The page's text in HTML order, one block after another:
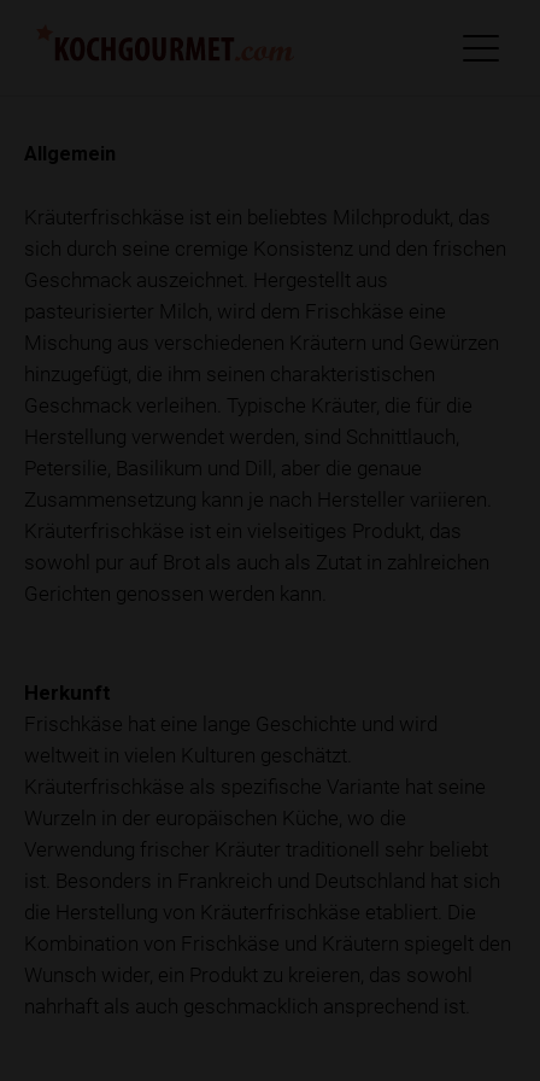
Allgemein
Kräuterfrischkäse ist ein beliebtes Milchprodukt, das
sich durch seine cremige Konsistenz und den frischen
Geschmack auszeichnet. Hergestellt aus
pasteurisierter Milch, wird dem Frischkäse eine
Mischung aus verschiedenen Kräutern und Gewürzen
hinzugefügt, die ihm seinen charakteristischen
Geschmack verleihen. Typische Kräuter, die für die
Herstellung verwendet werden, sind Schnittlauch,
Petersilie, Basilikum und Dill, aber die genaue
Zusammensetzung kann je nach Hersteller variieren.
Kräuterfrischkäse ist ein vielseitiges Produkt, das
sowohl pur auf Brot als auch als Zutat in zahlreichen
Gerichten genossen werden kann.
Herkunft
Frischkäse hat eine lange Geschichte und wird
weltweit in vielen Kulturen geschätzt.
Kräuterfrischkäse als spezifische Variante hat seine
Wurzeln in der europäischen Küche, wo die
Verwendung frischer Kräuter traditionell sehr beliebt
ist. Besonders in Frankreich und Deutschland hat sich
die Herstellung von Kräuterfrischkäse etabliert. Die
Kombination von Frischkäse und Kräutern spiegelt den
Wunsch wider, ein Produkt zu kreieren, das sowohl
nahrhaft als auch geschmacklich ansprechend ist.